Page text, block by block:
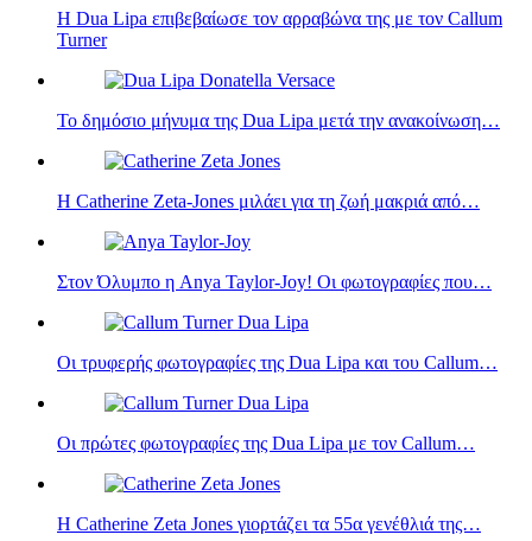
Η Dua Lipa επιβεβαίωσε τον αρραβώνα της με τον Callum
Turner
Το δημόσιο μήνυμα της Dua Lipa μετά την ανακοίνωση…
Η Catherine Zeta-Jones μιλάει για τη ζωή μακριά από…
Στον Όλυμπο η Anya Taylor-Joy! Οι φωτογραφίες που…
Οι τρυφερής φωτογραφίες της Dua Lipa και του Callum…
Οι πρώτες φωτογραφίες της Dua Lipa με τον Callum…
Η Catherine Zeta Jones γιορτάζει τα 55α γενέθλιά της…